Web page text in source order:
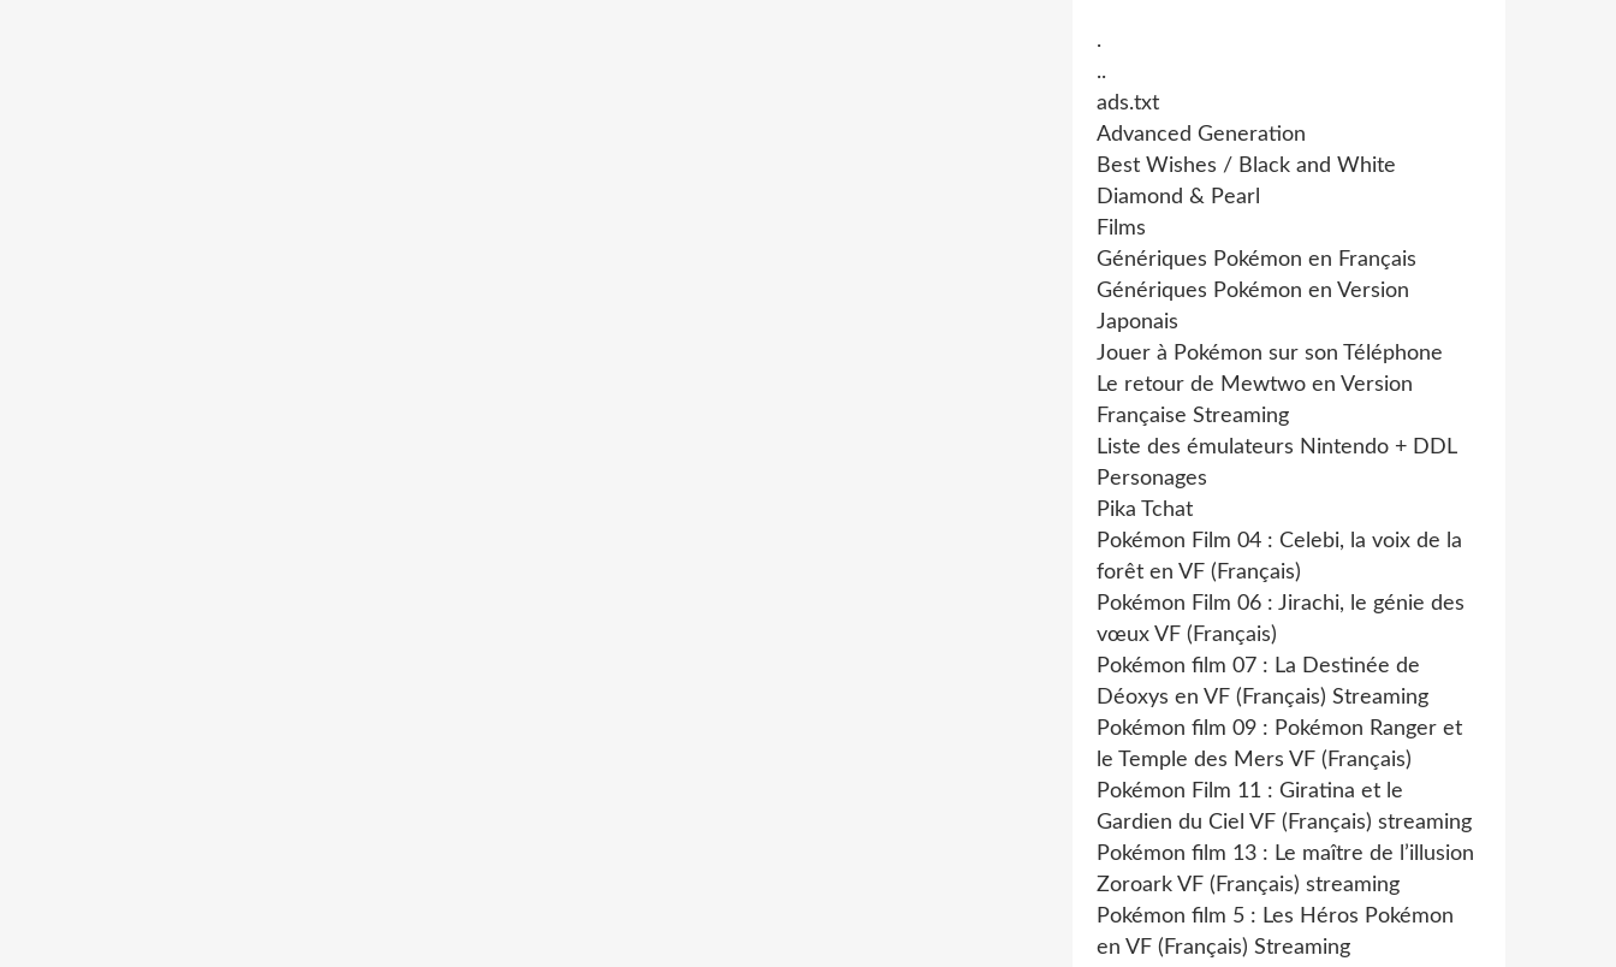
.
..
ads.txt
Advanced Generation
Best Wishes / Black and White
Diamond & Pearl
Films
Génériques Pokémon en Français
Génériques Pokémon en Version
Japonais
Jouer à Pokémon sur son Téléphone
Le retour de Mewtwo en Version
Française Streaming
Liste des émulateurs Nintendo + DDL
Personages
Pika Tchat
Pokémon Film 04 : Celebi, la voix de la
forêt en VF (Français)
Pokémon Film 06 : Jirachi, le génie des
vœux VF (Français)
Pokémon film 07 : La Destinée de
Déoxys en VF (Français) Streaming
Pokémon film 09 : Pokémon Ranger et
le Temple des Mers VF (Français)
Pokémon Film 11 : Giratina et le
Gardien du Ciel VF (Français) streaming
Pokémon film 13 : Le maître de l’illusion
Zoroark VF (Français) streaming
Pokémon film 5 : Les Héros Pokémon
en VF (Français) Streaming